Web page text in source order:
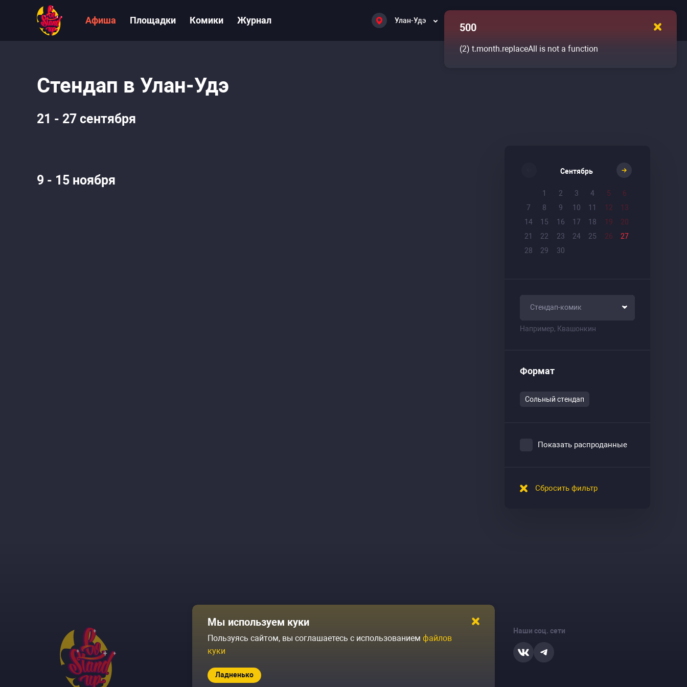
Афиша Площадки Комики Журнал Улан-Удэ
Стендап в Улан-Удэ
21 - 27 сентября
9 - 15 ноября
Сентябрь
1 2 3 4 5
6
7
8 9 10 11 12
13
14
15 16 17 18 19
20
21
22 23 24 25 26
27
28
29 30
Стендап-комик
Например, Квашонкин
Формат
Сольный стендап
Показать распроданные
Сбросить фильтр
Площадки
Архив событий
Наши соц. сети
500
(2) t.month.replaceAll is not a function
Мы используем куки
Пользуясь сайтом, вы соглашаетесь с использованием файлов
куки
Ладненько